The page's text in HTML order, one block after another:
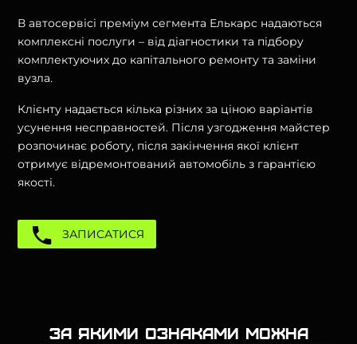
В автосервісі преміум сегмента Елькарс надаються
комплексні послуги – від діагностики та підбору
комплектуючих до капітального ремонту та заміни
вузла.
Клієнту надається кілька різних за ціною варіантів
усунення несправностей. Після узгодження майстер
розпочинає роботу, після закінчення якої клієнт
отримує відремонтований автомобіль з гарантією
якості.
ЗАПИСАТИСЯ
За якими ознаками можна